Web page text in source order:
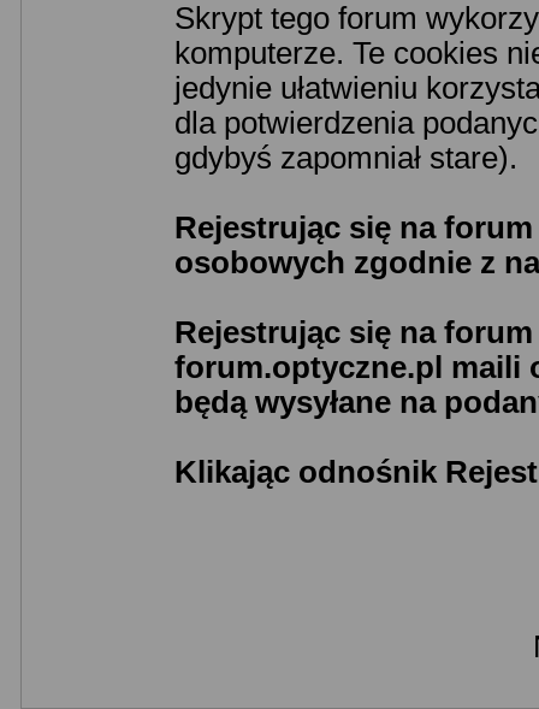
Skrypt tego forum
komputerze. Te cookies
jedynie ułatwieniu
dla potwierdzenia
gdybyś zapomniał stare).
Rejestrując się na
osobowych zgodnie z
Rejestrując się na
forum.optyczne.pl maili
będą wysyłane na
Klikając odnośnik